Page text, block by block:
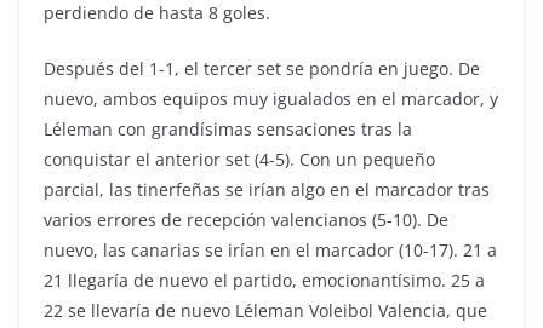
perdiendo de hasta 8 goles.
Después del 1-1, el tercer set se pondría en juego. De
nuevo, ambos equipos muy igualados en el marcador, y
Léleman con grandísimas sensaciones tras la
conquistar el anterior set (4-5). Con un pequeño
parcial, las tinerfeñas se irían algo en el marcador tras
varios errores de recepción valencianos (5-10). De
nuevo, las canarias se irían en el marcador (10-17). 21 a
21 llegaría de nuevo el partido, emocionantísimo. 25 a
22 se llevaría de nuevo Léleman Voleibol Valencia, que